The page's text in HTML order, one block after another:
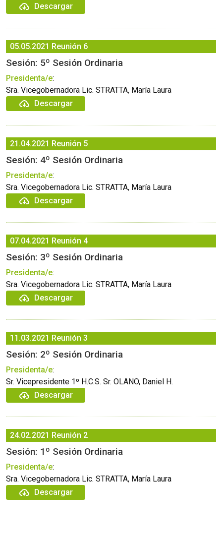
Descargar
05.05.2021 Reunión 6
Sesión: 5º Sesión Ordinaria
Presidenta/e:
Sra. Vicegobernadora Lic. STRATTA, María Laura
Descargar
21.04.2021 Reunión 5
Sesión: 4º Sesión Ordinaria
Presidenta/e:
Sra. Vicegobernadora Lic. STRATTA, María Laura
Descargar
07.04.2021 Reunión 4
Sesión: 3º Sesión Ordinaria
Presidenta/e:
Sra. Vicegobernadora Lic. STRATTA, María Laura
Descargar
11.03.2021 Reunión 3
Sesión: 2º Sesión Ordinaria
Presidenta/e:
Sr. Vicepresidente 1º H.C.S. Sr. OLANO, Daniel H.
Descargar
24.02.2021 Reunión 2
Sesión: 1º Sesión Ordinaria
Presidenta/e:
Sra. Vicegobernadora Lic. STRATTA, María Laura
Descargar